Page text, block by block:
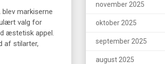
markiserne
valg for
æstetisk appel.
af stilarter,
november 2025
oktober 2025
september 2025
august 2025